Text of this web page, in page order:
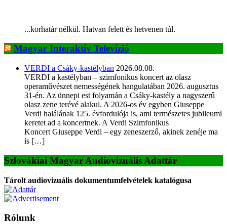
...korhatár nélkül. Hatvan felett és hetvenen túl.
Magyar Interaktív Televízió
VERDI a Csáky-kastélyban 2026.08.08.
VERDI a kastélyban – szimfonikus koncert az olasz
operaművészet nemességének hangulatában 2026. augusztus
31-én. Az ünnepi est folyamán a Csáky-kastély a nagyszerű
olasz zene terévé alakul. A 2026-os év egyben Giuseppe
Verdi halálának 125. évfordulója is, ami természetes jubileumi
keretet ad a koncertnek. A Verdi Szimfonikus
Koncert Giuseppe Verdi – egy zeneszerző, akinek zenéje ma
is […]
Szlovákiai Magyar Audiovizuális Adattár
Tárolt audiovizuális dokumentumfelvételek katalógusa
Rólunk